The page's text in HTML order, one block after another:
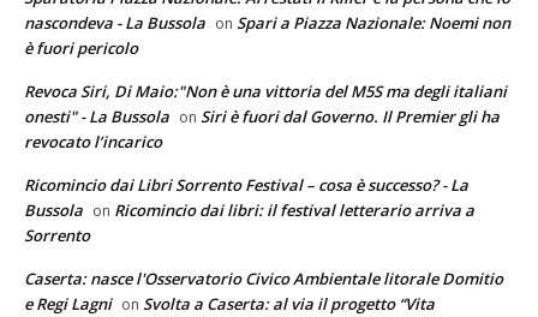
nascondeva - La Bussola on Spari a Piazza Nazionale: Noemi non
è fuori pericolo
Revoca Siri, Di Maio:"Non è una vittoria del M5S ma degli italiani
onesti" - La Bussola on Siri è fuori dal Governo. Il Premier gli ha
revocato l’incarico
Ricomincio dai Libri Sorrento Festival – cosa è successo? - La
Bussola on Ricomincio dai libri: il festival letterario arriva a
Sorrento
Caserta: nasce l'Osservatorio Civico Ambientale litorale Domitio
e Regi Lagni on Svolta a Caserta: al via il progetto “Vita